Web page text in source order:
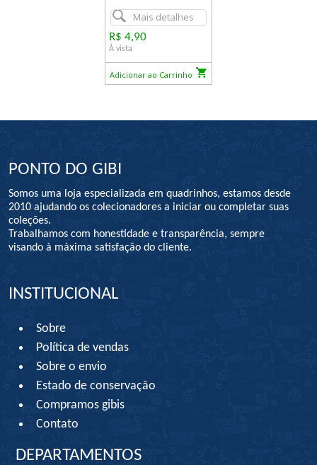
Mais detalhes
R$ 4,90
À vista
Adicionar ao Carrinho
PONTO DO GIBI
Somos uma loja especializada em quadrinhos, estamos desde
2010 ajudando os colecionadores a iniciar ou completar suas
coleções.
Trabalhamos com honestidade e transparência, sempre
visando à máxima satisfação do cliente.
INSTITUCIONAL
Sobre
Política de vendas
Sobre o envio
Estado de conservação
Compramos gibis
Contato
DEPARTAMENTOS